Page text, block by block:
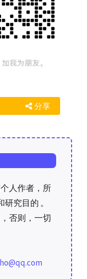
分享
人作者，所
究目的 。
否则，一切